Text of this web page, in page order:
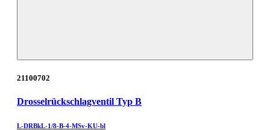
21100702
Drosselrückschlagventil Typ B
L-DRBkL-1/8-B-4-MSv-KU-bl